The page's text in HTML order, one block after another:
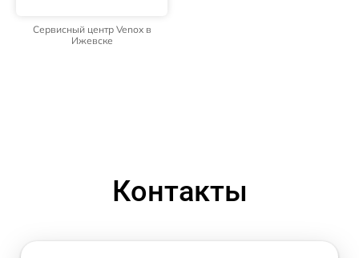
Сервисный центр Venox в
Ижевске
Контакты